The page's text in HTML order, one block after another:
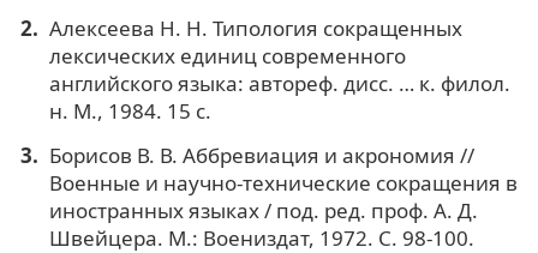
Алексеева Н. Н. Типология сокращенных
лексических единиц современного
английского языка: автореф. дисс. … к. филол.
н. М., 1984. 15 с.
Борисов В. В. Аббревиация и акрономия //
Военные и научно-технические сокращения в
иностранных языках / под. ред. проф. А. Д.
Швейцера. М.: Воениздат, 1972. С. 98-100.